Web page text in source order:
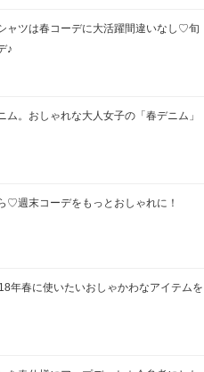
ャツは春コーデに大活躍間違いなし♡旬
♪
ム。おしゃれな大人女子の「春デニム」
♡週末コーデをもっとおしゃれに！
年春に使いたいおしゃかわなアイテムを